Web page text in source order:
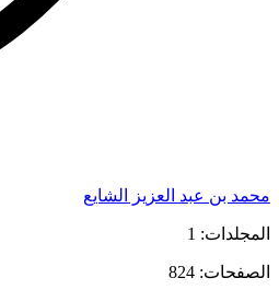
محمد بن عبد العزيز الشايع
المجلدات: 1
الصفحات: 824